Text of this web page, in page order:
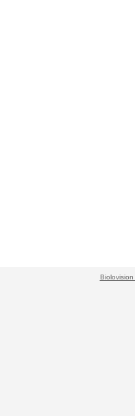
Biolovision